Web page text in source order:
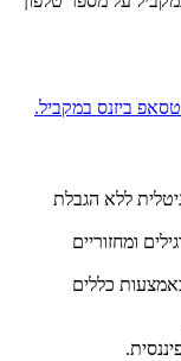
ללא הגבלת
ומחזוריים
כללים